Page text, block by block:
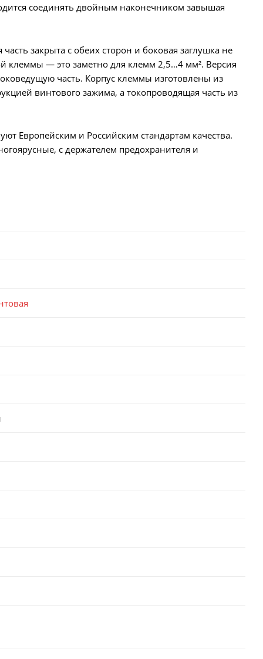
соединять двойным наконечником завышая
закрыта с обеих сторон и боковая заглушка не
клеммы — это заметно для клемм 2,5…4 мм². Версия
часть. Корпус клеммы изготовлены из
винтового зажима, а токопроводящая часть из
Европейским и Российским стандартам качества.
с держателем предохранителя и